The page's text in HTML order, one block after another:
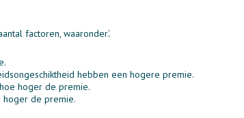
factoren, waaronder⁚
hebben een hogere premie.
hoger de premie.
hoger de premie.